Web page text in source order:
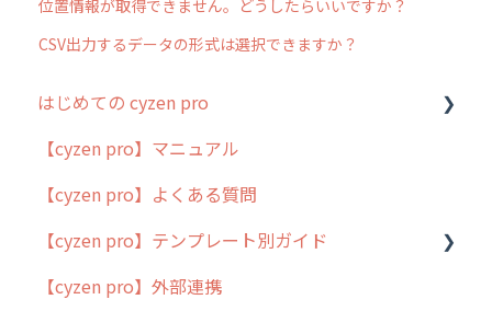
位置情報が取得できません。どうしたらいいですか？
CSV出力するデータの形式は選択できますか？
はじめての cyzen pro
cyzen pro とは？
簡易マニュアル
cyzen proの位置情報取得について
用語集
【cyzen pro】マニュアル
【cyzen pro】よくある質問
【cyzen pro】テンプレート別ガイド
ポスティング
【cyzen pro】外部連携